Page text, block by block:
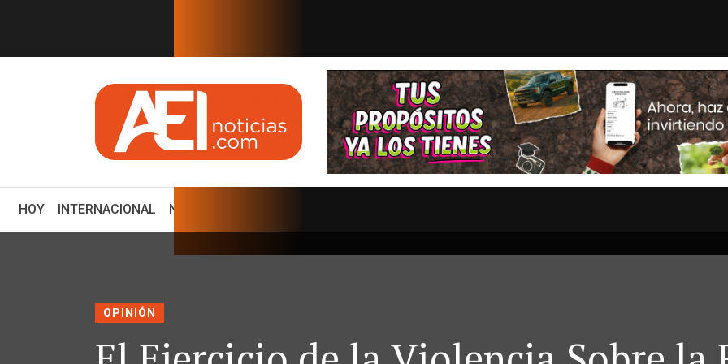
EN TIEMPO REAL
SUS PREFERENCIAS ¿Por qué Perú y México rompieron relaciones diplomát... Fujimori acepta dar
HOY(CURRENT)
INTERNACIONAL NACIONAL
OPINIÓN